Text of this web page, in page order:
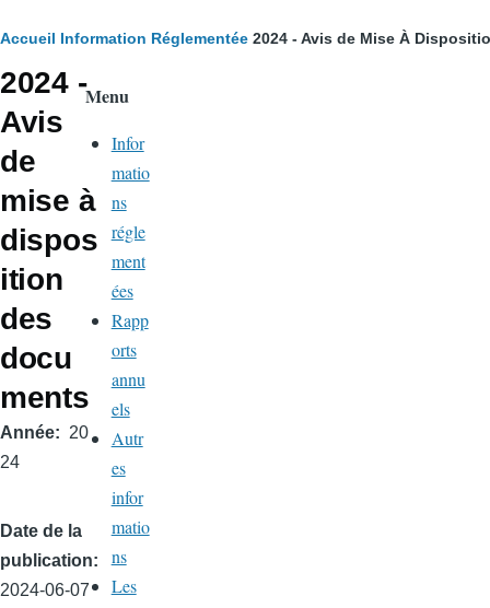
Fil
d'Ariane
Accueil Information Réglementée 2024 - Avis de Mise À
2024 -
Avis
de
mise à
dispos
ition
des
docu
ments
Année
20
24
Date de la
publication
2024-06-07
Menu
Infor
matio
ns
régle
ment
ées
Rapp
orts
annu
els
Autr
es
infor
matio
ns
Les